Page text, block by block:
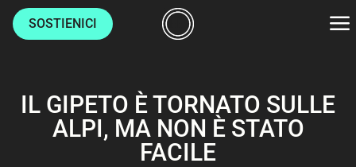
SOSTIENICI
CULTURE
IL GIPETO È TORNATO SULLE
ALPI, MA NON È STATO
FACILE